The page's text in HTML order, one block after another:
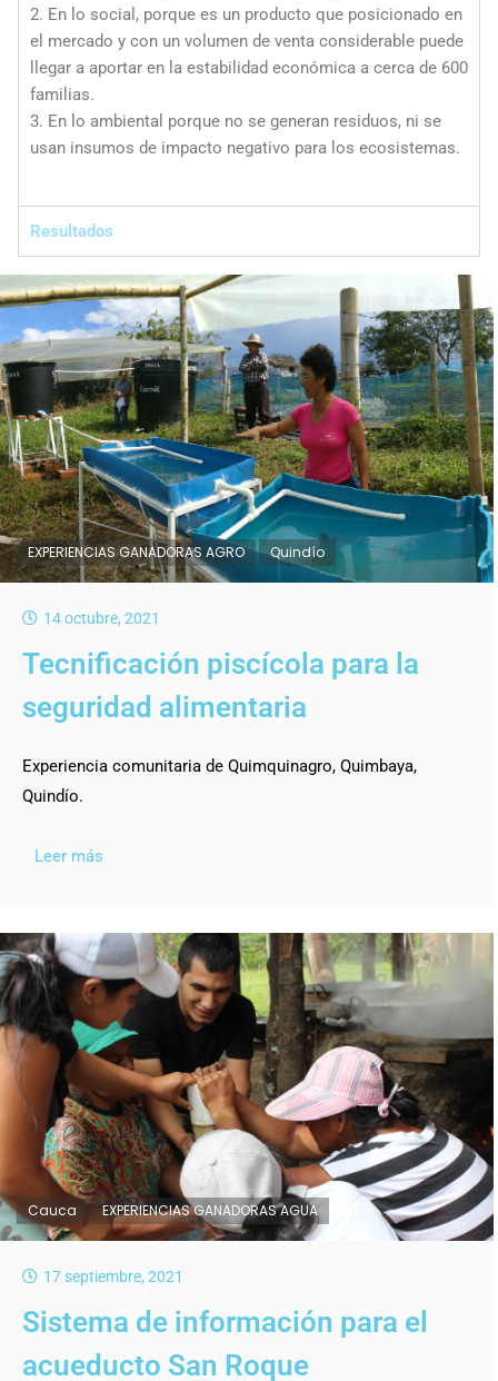
2. En lo social, porque es un producto que posicionado en
el mercado y con un volumen de venta considerable puede
llegar a aportar en la estabilidad económica a cerca de 600
familias.
3. En lo ambiental porque no se generan residuos, ni se
usan insumos de impacto negativo para los ecosistemas.
Resultados
EXPERIENCIAS GANADORAS AGRO Quindío
14 octubre, 2021
Tecnificación piscícola para la
seguridad alimentaria
Experiencia comunitaria de Quimquinagro, Quimbaya,
Quindío.
Leer más
Cauca EXPERIENCIAS GANADORAS AGUA
17 septiembre, 2021
Sistema de información para el
acueducto San Roque